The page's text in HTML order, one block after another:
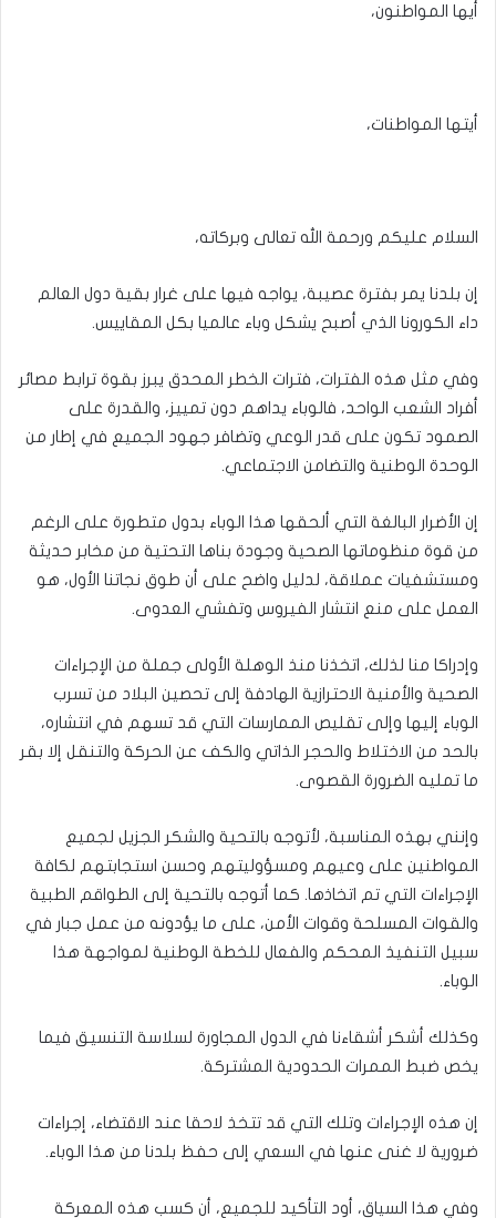
أيها المواطنون،
أيتها المواطنات،
السلام عليكم ورحمة الله تعالى وبركاته،
إن بلدنا يمر بفترة عصيبة، يواجه فيها على غرار بقية دول العالم
داء الكورونا الذي أصبح يشكل وباء عالميا بكل المقاييس.
وفي مثل هذه الفترات، فترات الخطر المحدق يبرز بقوة ترابط مصائر
أفراد الشعب الواحد، فالوباء يداهم دون تمييز، والقدرة على
الصمود تكون على قدر الوعي وتضافر جهود الجميع في إطار من
الوحدة الوطنية والتضامن الاجتماعي.
إن الأضرار البالغة التي ألحقها هذا الوباء بدول متطورة على الرغم
من قوة منظوماتها الصحية وجودة بناها التحتية من مخابر حديثة
ومستشفيات عملاقة، لدليل واضح على أن طوق نجاتنا الأول، هو
العمل على منع انتشار الفيروس وتفشي العدوى.
وإدراكا منا لذلك، اتخذنا منذ الوهلة الأولى جملة من الإجراءات
الصحية والأمنية الاحترازية الهادفة إلى تحصين البلاد من تسرب
الوباء إليها وإلى تقليص الممارسات التي قد تسهم في انتشاره،
بالحد من الاختلاط والحجر الذاتي والكف عن الحركة والتنقل إلا بقر
ما تمليه الضرورة القصوى.
وإنني بهذه المناسبة، لأتوجه بالتحية والشكر الجزيل لجميع
المواطنين على وعيهم ومسؤوليتهم وحسن استجابتهم لكافة
الإجراءات التي تم اتخاذها. كما أتوجه بالتحية إلى الطواقم الطبية
والقوات المسلحة وقوات الأمن، على ما يؤدونه من عمل جبار في
سبيل التنفيذ المحكم والفعال للخطة الوطنية لمواجهة هذا
الوباء.
وكذلك أشكر أشقاءنا في الدول المجاورة لسلاسة التنسيق فيما
يخص ضبط الممرات الحدودية المشتركة.
إن هذه الإجراءات وتلك التي قد تتخذ لاحقا عند الاقتضاء، إجراءات
ضرورية لا غنى عنها في السعي إلى حفظ بلدنا من هذا الوباء.
وفي هذا السياق، أود التأكيد للجميع، أن كسب هذه المعركة